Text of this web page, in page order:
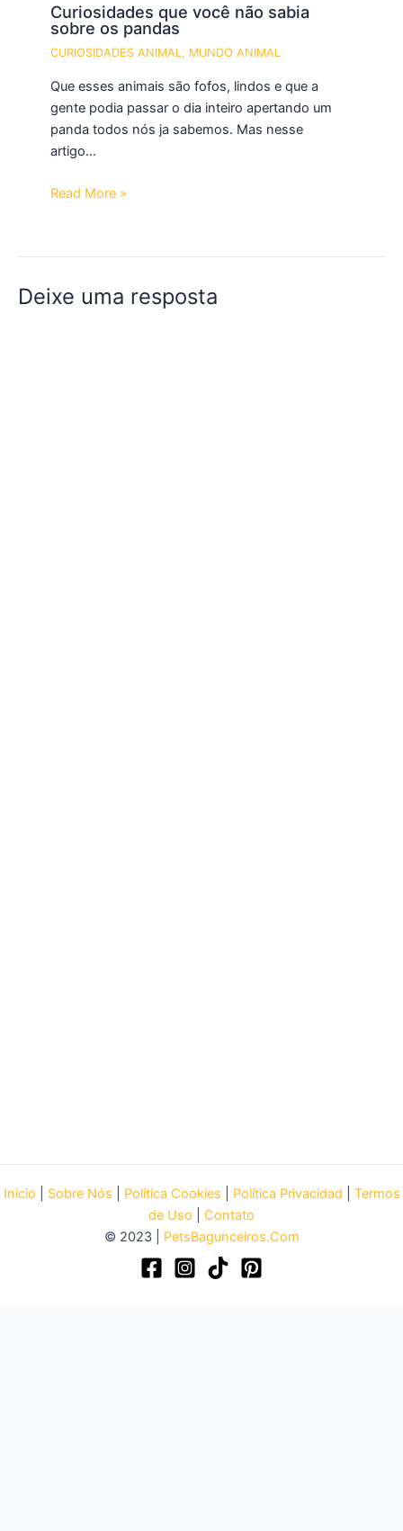
Curiosidades que você não sabia
sobre os pandas
CURIOSIDADES ANIMAL, MUNDO ANIMAL
Que esses animais são fofos, lindos e que a
gente podia passar o dia inteiro apertando um
panda todos nós ja sabemos. Mas nesse
artigo…
Read More »
Deixe uma resposta
Inicio Sobre Nós Política Cookies Política Privacidad
Termos
de Uso
Contato
© 2023 | PetsBagunceiros.Com